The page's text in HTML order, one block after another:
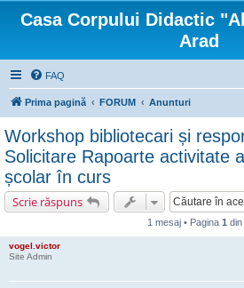
Casa Corpului Didactic
Arad
FAQ
Prima pagină FORUM Anunturi
Workshop bibliotecari și
Solicitare Rapoarte activitate
școlar în curs
Scrie răspuns
1 mesaj • Pagina 1 din
vogel.victor
Site Admin